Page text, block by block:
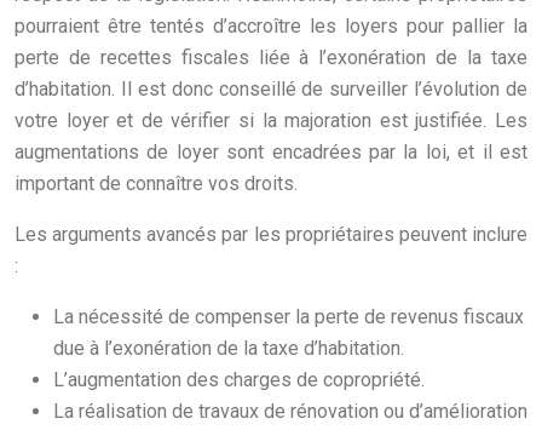
pourraient être tentés d’accroître les loyers pour pallier la
perte de recettes fiscales liée à l’exonération de la taxe
d’habitation. Il est donc conseillé de surveiller l’évolution de
votre loyer et de vérifier si la majoration est justifiée. Les
augmentations de loyer sont encadrées par la loi, et il est
important de connaître vos droits.
Les arguments avancés par les propriétaires peuvent inclure
:
La nécessité de compenser la perte de revenus fiscaux
due à l’exonération de la taxe d’habitation.
L’augmentation des charges de copropriété.
La réalisation de travaux de rénovation ou d’amélioration